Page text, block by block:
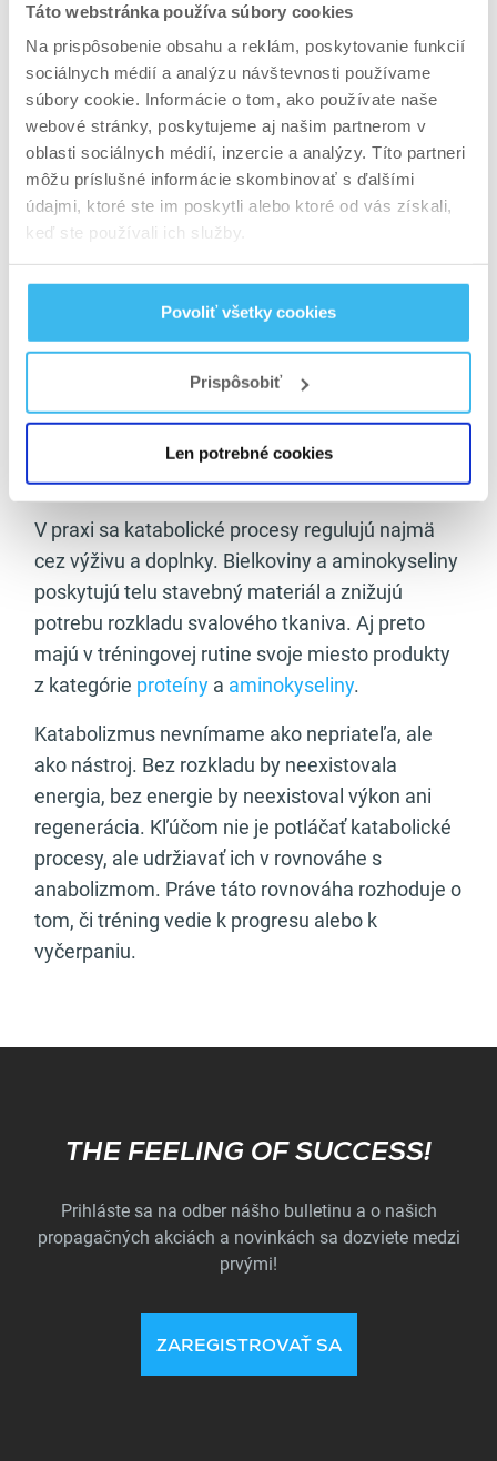
Táto webstránka používa súbory cookies
Na prispôsobenie obsahu a reklám, poskytovanie funkcií
sociálnych médií a analýzu návštevnosti používame
súbory cookie. Informácie o tom, ako používate naše
webové stránky, poskytujeme aj našim partnerom v
oblasti sociálnych médií, inzercie a analýzy. Títo partneri
môžu príslušné informácie skombinovať s ďalšími
údajmi, ktoré ste im poskytli alebo ktoré od vás získali,
keď ste používali ich služby.
Povoliť všetky cookies
Prispôsobiť
Len potrebné cookies
chudnutie nebolo možné. Cieľom však nie je
maximalizovať rozklad, ale usmerniť ho
správnym smerom. Dostatočný príjem bielkovín,
rozumný kalorický deficit a silový tréning
pomáhajú chrániť svaly, čo súvisí aj s témami,
ako zabrániť strate svalov pri chudnutí a
významomproteínu v strave.
Každý tréning vytvára katabolický stimul.
vyvažuje obnovou a rastom. Ak regenerácia
zlyháva, katabolické procesy sa môžu
prehlbovať a viesť k únave, stagnácii či
zraneniam. Preto je dôležité vnímať
katabolizmus v spojení s regeneráciou svalov a
celkovým manažmentom tréningovej záťaže.
V praxi sa katabolické procesy regulujú najmä
cez výživu a doplnky. Bielkoviny a aminokyseliny
poskytujú telu stavebný materiál a znižujú
potrebu rozkladu svalového tkaniva. Aj preto
majú v tréningovej rutine svoje miesto produkty
z kategórie proteíny a aminokyseliny.
Katabolizmus nevnímame ako nepriateľa, ale
ako nástroj. Bez rozkladu by neexistovala
energia, bez energie by neexistoval výkon ani
regenerácia. Kľúčom nie je potláčať katabolické
procesy, ale udržiavať ich v rovnováhe s
anabolizmom. Práve táto rovnováha rozhoduje o
tom, či tréning vedie k progresu alebo k
vyčerpaniu.
Subscribe
THE FEELING OF SUCCESS!
Prihláste sa na odber nášho bulletinu a o našich
propagačných akciách a novinkách sa dozviete medzi
prvými!
ZAREGISTROVAŤ SA